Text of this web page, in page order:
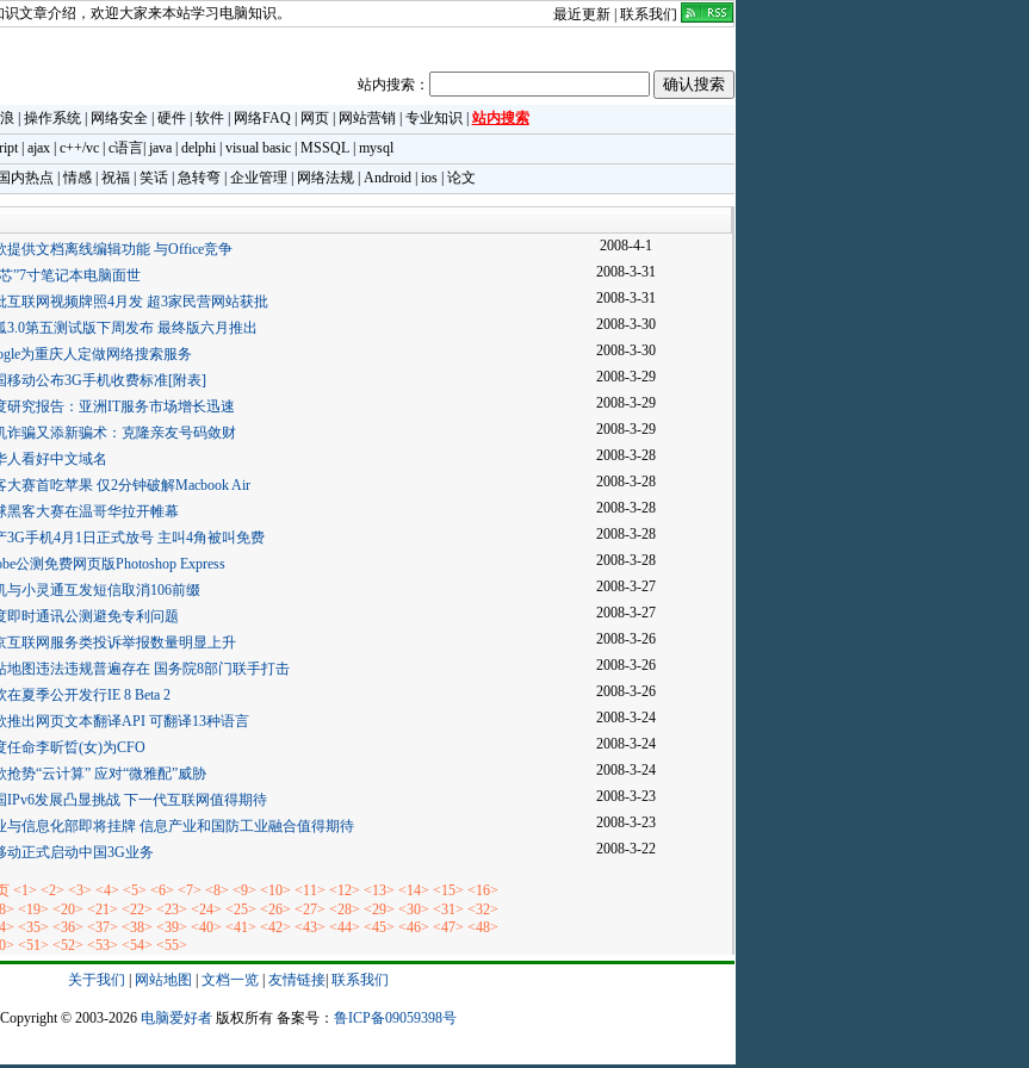
文章介绍，欢迎大家来本站学习电脑知识。 最近更新 联系我们
站内搜索：
操作系统| 网络安全| 硬件| 软件| 网络FAQ| 网页| 网站营销| 专业知识
站内搜索
| ajax| c++/vc| c语言| java| delphi| visual basic| MSSQL| mysql
国内热点 |情感| 祝福| 笑话| 急转弯| 企业管理 网络法规| Android| ios| 论文
提供文档离线编辑功能 与Office竞争
2008-4-1
”7寸笔记本电脑面世
2008-3-31
互联网视频牌照4月发 超3家民营网站获批
2008-3-31
3.0第五测试版下周发布 最终版六月推出
2008-3-30
为重庆人定做网络搜索服务
2008-3-30
移动公布3G手机收费标准[附表]
2008-3-29
研究报告：亚洲IT服务市场增长迅速
2008-3-29
诈骗又添新骗术：克隆亲友号码敛财
2008-3-29
人看好中文域名
2008-3-28
大赛首吃苹果 仅2分钟破解Macbook Air
2008-3-28
黑客大赛在温哥华拉开帷幕
2008-3-28
3G手机4月1日正式放号 主叫4角被叫免费
2008-3-28
公测免费网页版Photoshop Express
2008-3-28
与小灵通互发短信取消106前缀
2008-3-27
即时通讯公测避免专利问题
2008-3-27
互联网服务类投诉举报数量明显上升
2008-3-26
地图违法违规普遍存在 国务院8部门联手打击
2008-3-26
在夏季公开发行IE 8 Beta 2
2008-3-26
推出网页文本翻译API 可翻译13种语言
2008-3-24
任命李昕晢(女)为CFO
2008-3-24
抢势“云计算” 应对“微雅配”威胁
2008-3-24
IPv6发展凸显挑战 下一代互联网值得期待
2008-3-23
与信息化部即将挂牌 信息产业和国防工业融合值得期待
2008-3-23
动正式启动中国3G业务
2008-3-22
<1> <2> <3> <4> <5> <6> <7> <8> <9> <10> <11> <12> <13> <14> <15> <16>
<19> <20> <21> <22> <23> <24> <25> <26> <27> <28> <29> <30> <31> <32>
<35> <36> <37> <38> <39> <40> <41> <42> <43> <44> <45> <46> <47> <48>
<51> <52> <53> <54> <55>
关于我们 网站地图 文档一览| 友情链接| 联系我们
Copyright © 2003-2026 电脑爱好者版权所有 备案号： 鲁ICP备09059398号